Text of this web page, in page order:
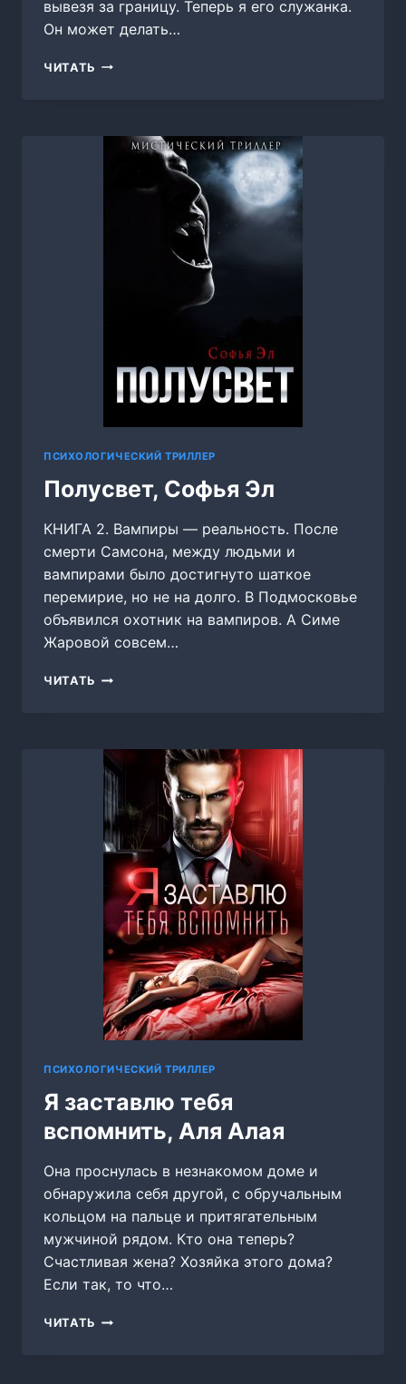
вывезя за границу. Теперь я его служанка.
Он может делать…
ЧИТАТЬ ГЛАВАРЬ
ВЕРОНИКА
ПСИХОЛОГИЧЕСКИЙ ТРИЛЛЕР
Полусвет, Софья Эл
КНИГА 2. Вампиры — реальность. После
смерти Самсона, между людьми и
вампирами было достигнуто шаткое
перемирие, но не на долго. В Подмосковье
объявился охотник на вампиров. А Симе
Жаровой совсем…
ЧИТАТЬ ПОЛУСВЕТ,
ПСИХОЛОГИЧЕСКИЙ ТРИЛЛЕР
Я заставлю тебя
вспомнить, Аля Алая
Она проснулась в незнакомом доме и
обнаружила себя другой, с обручальным
кольцом на пальце и притягательным
мужчиной рядом. Кто она теперь?
Счастливая жена? Хозяйка этого дома?
Если так, то что…
ЧИТАТЬ Я